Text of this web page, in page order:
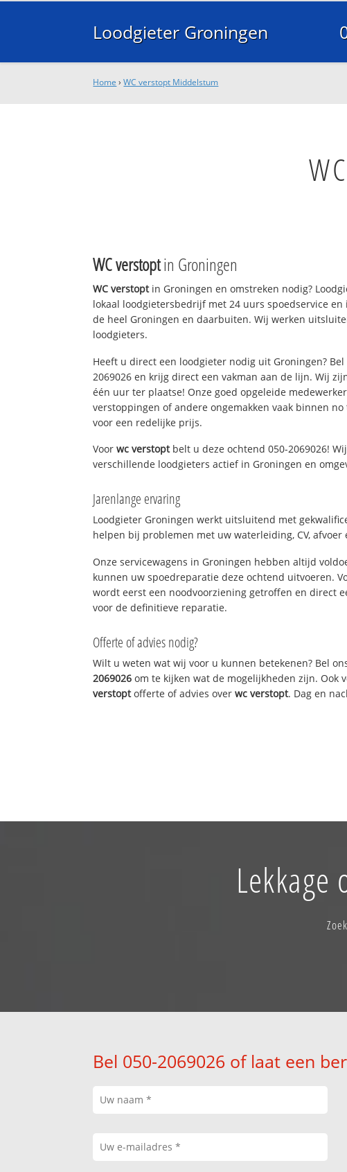
Loodgieter Groningen
Home ›WC verstopt Middelstum
WC verstoptin Groningen
WC verstoptin Groningen en omstreken nodig?
lokaal loodgietersbedrijf met 24 uurs spoedservice en
de heel Groningen en daarbuiten. Wij werken
loodgieters.
Heeft u direct een loodgieter nodig uit Groningen? Bel
2069026 en krijg direct een vakman aan de lijn. Wij
één uur ter plaatse! Onze goed opgeleide
verstoppingen of andere ongemakken vaak binnen
voor een redelijke prijs.
Voorwc verstoptbelt u deze ochtend 050-2069026!
verschillende loodgieters actief in Groningen en
Jarenlange ervaring
Loodgieter Groningen werkt uitsluitend met
helpen bij problemen met uw waterleiding, CV, afvoer
Onze servicewagens in Groningen hebben altijd
kunnen uw spoedreparatie deze ochtend uitvoeren.
wordt eerst een noodvoorziening getroffen en direct
voor de definitieve reparatie.
Offerte of advies nodig?
Wilt u weten wat wij voor u kunnen betekenen? Bel
2069026 om te kijken wat de mogelijkheden zijn. Ook
verstoptofferte of advies overwc verstopt. Dag en
Bel 050-2069026 of laat een